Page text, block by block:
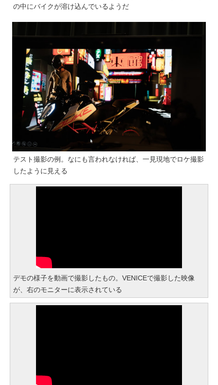
の中にバイクが溶け込んでいるようだ
テスト撮影の例。なにも言われなければ、一見現地でロケ撮影
したように見える
デモの様子を動画で撮影したもの。VENICEで撮影した映像
が、右のモニターに表示されている